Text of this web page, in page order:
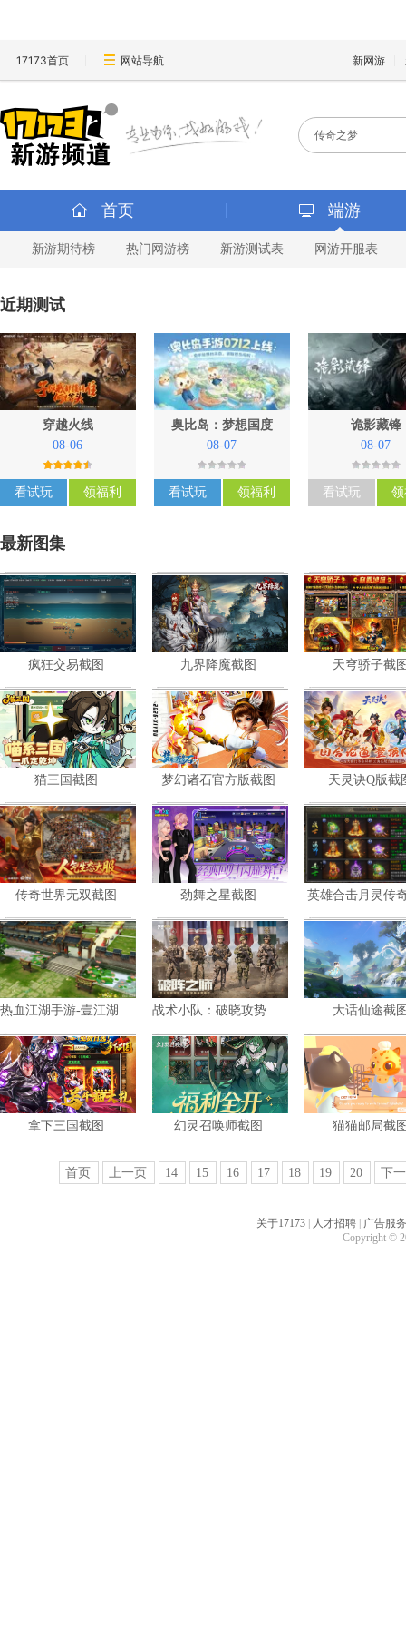
17173首页 网站导航 新网游
首页 端游
新游期待榜 热门网游榜 新游测试表 网游开服表
近期测试
穿越火线
08-06
看试玩 领福利
奥比岛：梦想国度
08-07
看试玩 领福利
诡影藏锋
08-07
看试玩
最新图集
暂未评星
策略
共
5张
疯狂交易截图 暂未评星
共4张
九界降魔截图 暂未评星
共4张
天穹骄子截
暂未评星
共4张
猫三国截图 暂未评星
共4张
梦幻诸石官方版截图 暂未评星
共5 张
天灵诀Q版截
暂未评星
角色扮演
共6张
传奇世界无双截图
暂未评星
休闲竞技
共4 张
劲舞之星截图 暂未评星
张
英雄合击月灵传
暂未评星
共3张
热血江湖手游-壹江湖截图
暂未评星
角色扮演
共3张
战术小队：破晓攻势截图
暂未评星
策略
共6张
大话仙途截
暂未评星
拿下三国截图
暂未评星
共
张
幻灵召唤师截图 暂未评星
共6
猫猫邮局截
首页 上一页 14 15 16 17 18 19 20 下
关于17173 人才招聘
广告服务
Copyright ©